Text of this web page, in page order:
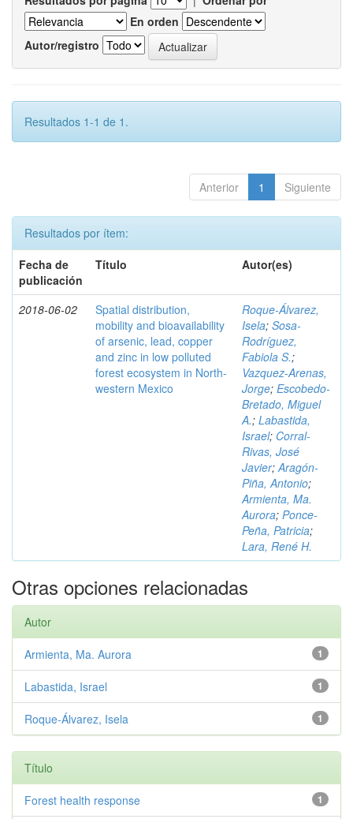
En orden
Autor/registro
Resultados 1-1 de 1.
Anterior 1 Siguiente
Resultados por ítem:
Fecha de
publicación
Título Autor(es)
2018-06-02
Spatial distribution,
mobility and bioavailability
of arsenic, lead, copper
and zinc in low polluted
forest ecosystem in North-
western Mexico
Roque-Álvarez,
Isela; Sosa-
Rodríguez,
Fabiola S.;
Vazquez-Arenas,
Jorge; Escobedo-
Bretado, Miguel
A.; Labastida,
Israel; Corral-
Rivas, José
Javier;Aragón-
Piña, Antonio;
Armienta, Ma.
Aurora; Ponce-
Peña, Patricia;
Lara, René H.
Otras opciones relacionadas
Autor
1
Armienta, Ma. Aurora
1
Labastida, Israel
1
Roque-Álvarez, Isela
Título
1
Forest health response